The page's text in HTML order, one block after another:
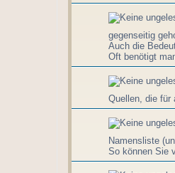
gegenseitig
Auch die
Oft benötigt
Quellen, die für
Namensliste
So können Sie